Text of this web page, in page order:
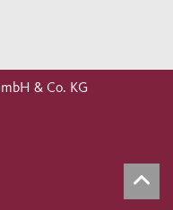
& Co. KG